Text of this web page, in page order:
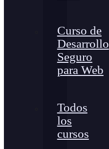
Curso de
Desarrollo
Seguro
para Web
Todos
los
cursos